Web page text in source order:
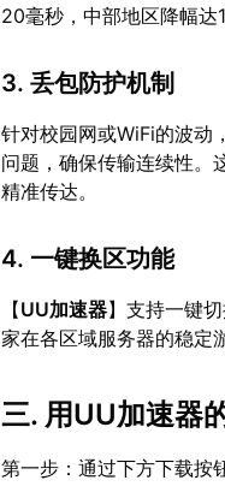
20毫秒，中部地区降幅达
3. 丢包防护机制
针对校园网或WiFi的波动
问题，确保传输连续性。
精准传达。
4. 一键换区功能
【UU加速器】支持一键
家在各区域服务器的稳定
三. 用UU加速器
第一步：通过下方下载按